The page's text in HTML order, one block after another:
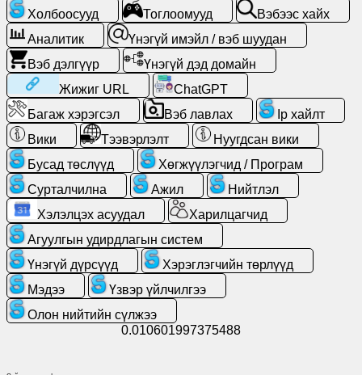
хайх
Үнэгүй
имэйл
вэб
шуудан
Аналитик
Вэб
дэлгүүр
Хөгжүүлэгчид
/
Програм
Холбоосууд Тоглоомууд
Вэбээс хайх
Аналитик
Үнэгүй имэйл / вэб шуудан
Вэб дэлгүүр
Үнэгүй дэд домайн
Жижиг URL
ChatGPT
Багаж хэрэгсэл
Вэб лавлах
Ip хайлт
Вики
Тээвэрлэлт
Нуугдсан вики
Бусад төслүүд
Хөгжүүлэгчид / Програм
Сурталчилна
Ажил
Нийтлэл
Хэлэлцэх асуудал
Харилцагчид
Агуулгын удирдлагын систем
Үнэгүй дүрсүүд
Хэрэглэгчийн төрлүүд
Мэдээ
Үзвэр үйлчилгээ
Олон нийтийн сүлжээ
0.010601997375488